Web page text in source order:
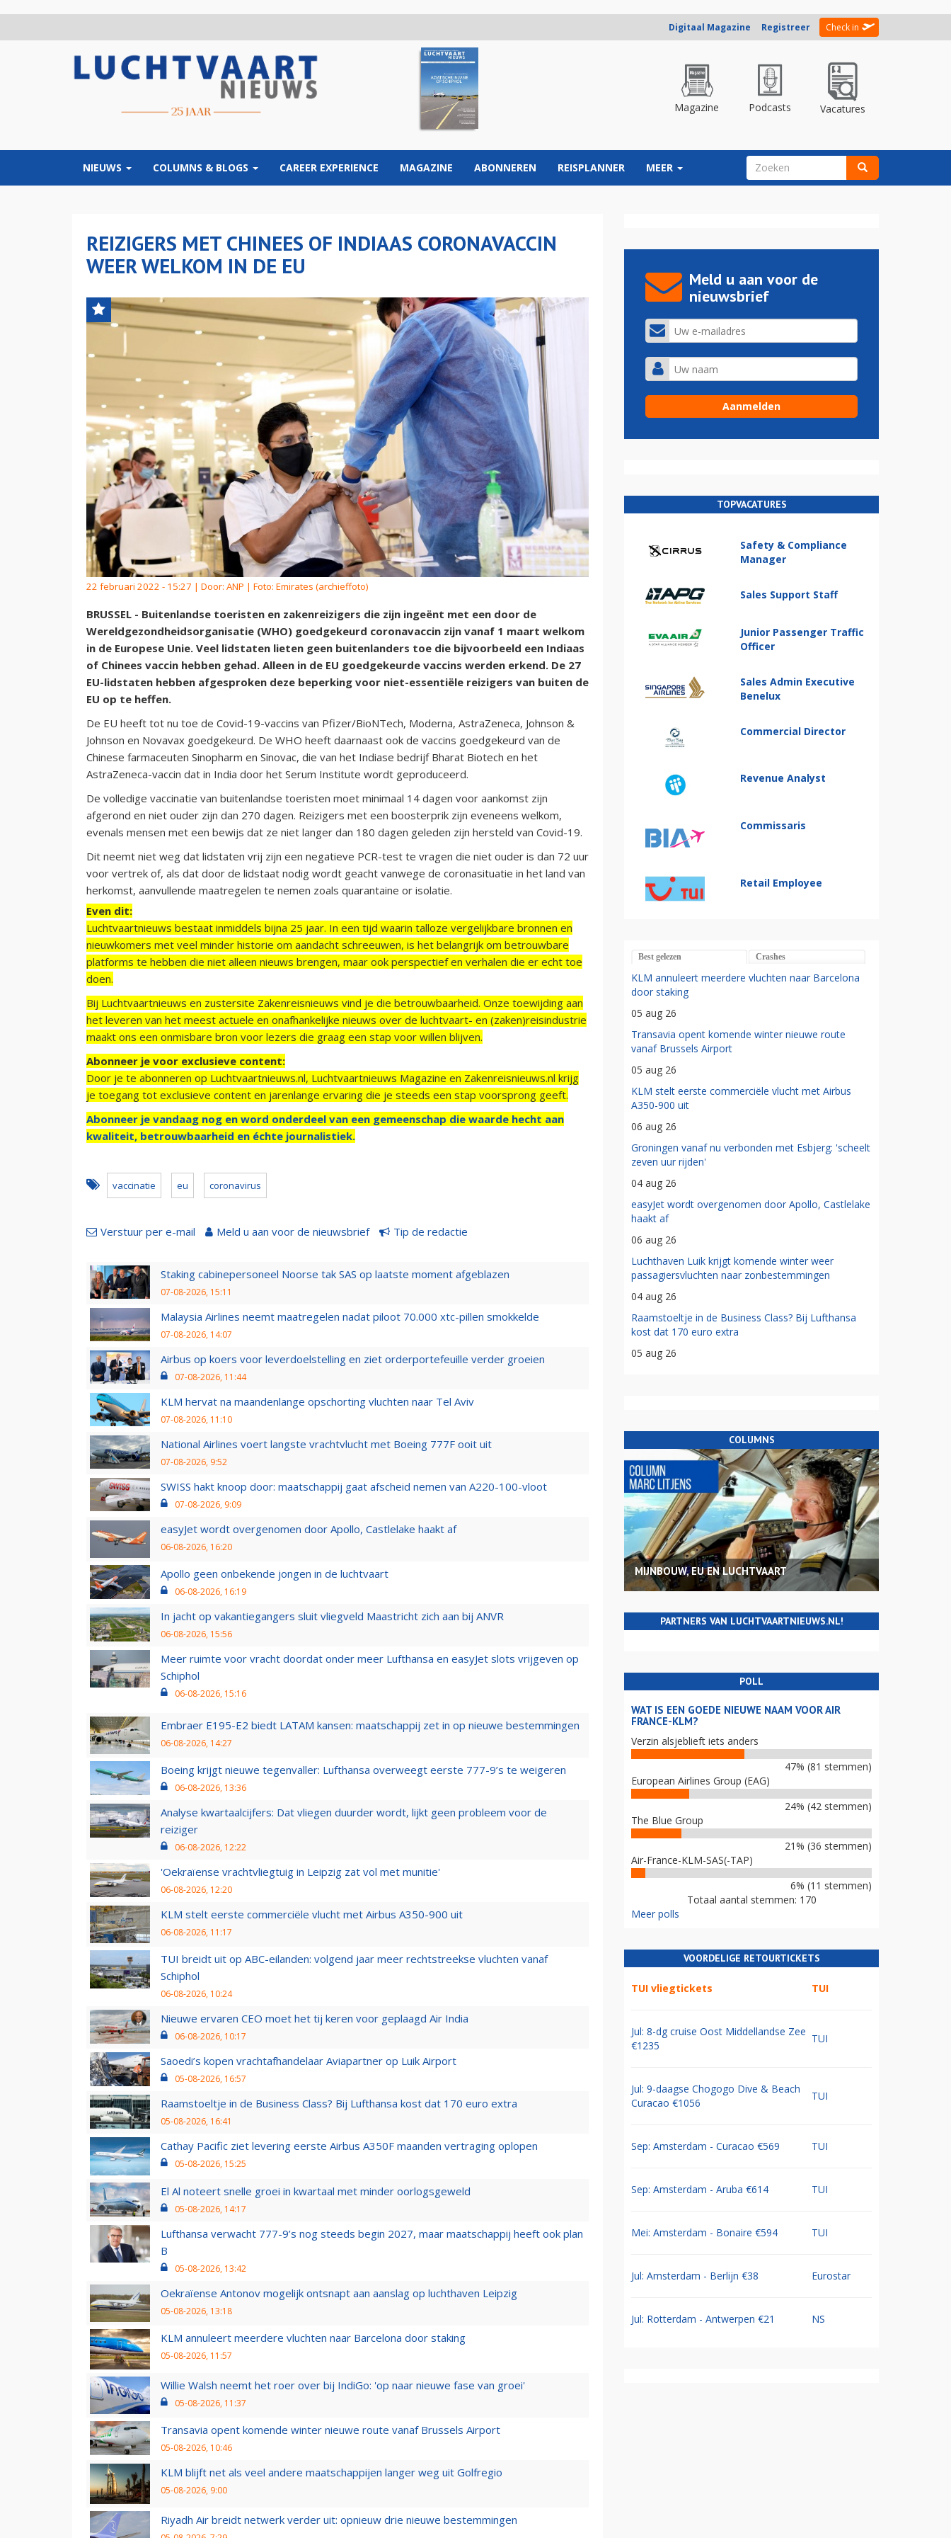
Digitaal Magazine Registreer Check in
Magazine Podcasts Vacatures
NIEUWS COLUMNS & BLOGS CAREER EXPERIENCE MAGAZINE ABONNEREN REISPLANNER MEER ZOEKVELD
REIZIGERS MET CHINEES OF INDIAAS CORONAVACCIN
WEER WELKOM IN DE EU
22 februari 2022 - 15:27 | Door: ANP | Foto: Emirates (archieffoto)
BRUSSEL - Buitenlandse toeristen en zakenreizigers die zijn ingeënt met een door de
Wereldgezondheidsorganisatie (WHO) goedgekeurd coronavaccin zijn vanaf 1 maart welkom
in de Europese Unie. Veel lidstaten lieten geen buitenlanders toe die bijvoorbeeld een Indiaas
of Chinees vaccin hebben gehad. Alleen in de EU goedgekeurde vaccins werden erkend. De 27
EU-lidstaten hebben afgesproken deze beperking voor niet-essentiële reizigers van buiten de
EU op te heffen.
De EU heeft tot nu toe de Covid-19-vaccins van Pfizer/BioNTech, Moderna, AstraZeneca, Johnson &
Johnson en Novavax goedgekeurd. De WHO heeft daarnaast ook de vaccins goedgekeurd van de
Chinese farmaceuten Sinopharm en Sinovac, die van het Indiase bedrijf Bharat Biotech en het
AstraZeneca-vaccin dat in India door het Serum Institute wordt geproduceerd.
De volledige vaccinatie van buitenlandse toeristen moet minimaal 14 dagen voor aankomst zijn
afgerond en niet ouder zijn dan 270 dagen. Reizigers met een boosterprik zijn eveneens welkom,
evenals mensen met een bewijs dat ze niet langer dan 180 dagen geleden zijn hersteld van Covid-19.
Dit neemt niet weg dat lidstaten vrij zijn een negatieve PCR-test te vragen die niet ouder is dan 72 uur
voor vertrek of, als dat door de lidstaat nodig wordt geacht vanwege de coronasituatie in het land van
herkomst, aanvullende maatregelen te nemen zoals quarantaine or isolatie.
Even dit:
Luchtvaartnieuws bestaat inmiddels bijna 25 jaar. In een tijd waarin talloze vergelijkbare bronnen en
nieuwkomers met veel minder historie om aandacht schreeuwen, is het belangrijk om betrouwbare
platforms te hebben die niet alleen nieuws brengen, maar ook perspectief en verhalen die er echt toe
doen.
Bij Luchtvaartnieuws en zustersite Zakenreisnieuws vind je die betrouwbaarheid. Onze toewijding aan
het leveren van het meest actuele en onafhankelijke nieuws over de luchtvaart- en (zaken)reisindustrie
maakt ons een onmisbare bron voor lezers die graag een stap voor willen blijven.
Abonneer je voor exclusieve content:
Door je te abonneren op Luchtvaartnieuws.nl, Luchtvaartnieuws Magazine en Zakenreisnieuws.nl krijg
je toegang tot exclusieve content en jarenlange ervaring die je steeds een stap voorsprong geeft.
Abonneer je vandaag nog en word onderdeel van een gemeenschap die waarde hecht aan
kwaliteit, betrouwbaarheid en échte journalistiek.
vaccinatie eu coronavirus
Verstuur per e-mail Meld u aan voor de nieuwsbrief Tip de redactie
Staking cabinepersoneel Noorse tak SAS op laatste moment afgeblazen
07-08-2026, 15:11
Malaysia Airlines neemt maatregelen nadat piloot 70.000 xtc-pillen smokkelde
07-08-2026, 14:07
Airbus op koers voor leverdoelstelling en ziet orderportefeuille verder groeien
07-08-2026, 11:44
KLM hervat na maandenlange opschorting vluchten naar Tel Aviv
07-08-2026, 11:10
National Airlines voert langste vrachtvlucht met Boeing 777F ooit uit
07-08-2026, 9:52
SWISS hakt knoop door: maatschappij gaat afscheid nemen van A220-100-vloot
07-08-2026, 9:09
easyJet wordt overgenomen door Apollo, Castlelake haakt af
06-08-2026, 16:20
Apollo geen onbekende jongen in de luchtvaart
06-08-2026, 16:19
In jacht op vakantiegangers sluit vliegveld Maastricht zich aan bij ANVR
06-08-2026, 15:56
Meer ruimte voor vracht doordat onder meer Lufthansa en easyJet slots vrijgeven op
Schiphol
06-08-2026, 15:16
Embraer E195-E2 biedt LATAM kansen: maatschappij zet in op nieuwe bestemmingen
06-08-2026, 14:27
Boeing krijgt nieuwe tegenvaller: Lufthansa overweegt eerste 777-9’s te weigeren
06-08-2026, 13:36
Analyse kwartaalcijfers: Dat vliegen duurder wordt, lijkt geen probleem voor de
reiziger
06-08-2026, 12:22
'Oekraïense vrachtvliegtuig in Leipzig zat vol met munitie'
06-08-2026, 12:20
KLM stelt eerste commerciële vlucht met Airbus A350-900 uit
06-08-2026, 11:17
TUI breidt uit op ABC-eilanden: volgend jaar meer rechtstreekse vluchten vanaf
Schiphol
06-08-2026, 10:24
Nieuwe ervaren CEO moet het tij keren voor geplaagd Air India
06-08-2026, 10:17
Saoedi’s kopen vrachtafhandelaar Aviapartner op Luik Airport
05-08-2026, 16:57
Raamstoeltje in de Business Class? Bij Lufthansa kost dat 170 euro extra
05-08-2026, 16:41
Cathay Pacific ziet levering eerste Airbus A350F maanden vertraging oplopen
05-08-2026, 15:25
El Al noteert snelle groei in kwartaal met minder oorlogsgeweld
05-08-2026, 14:17
Lufthansa verwacht 777-9’s nog steeds begin 2027, maar maatschappij heeft ook plan
B
05-08-2026, 13:42
Oekraïense Antonov mogelijk ontsnapt aan aanslag op luchthaven Leipzig
05-08-2026, 13:18
KLM annuleert meerdere vluchten naar Barcelona door staking
05-08-2026, 11:57
Willie Walsh neemt het roer over bij IndiGo: 'op naar nieuwe fase van groei'
05-08-2026, 11:37
Transavia opent komende winter nieuwe route vanaf Brussels Airport
05-08-2026, 10:46
KLM blijft net als veel andere maatschappijen langer weg uit Golfregio
05-08-2026, 9:00
Riyadh Air breidt netwerk verder uit: opnieuw drie nieuwe bestemmingen
Meld u aan voor de
nieuwsbrief
TOPVACATURES
Safety & Compliance
Manager
Sales Support Staff
Junior Passenger Traffic
Officer
Sales Admin Executive
Benelux
Commercial Director
Revenue Analyst
Commissaris
Retail Employee
Best gelezen Crashes
KLM annuleert meerdere vluchten naar Barcelona
door staking
05 aug 26
Transavia opent komende winter nieuwe route
vanaf Brussels Airport
05 aug 26
KLM stelt eerste commerciële vlucht met Airbus
A350-900 uit
06 aug 26
Groningen vanaf nu verbonden met Esbjerg: 'scheelt
zeven uur rijden'
04 aug 26
easyJet wordt overgenomen door Apollo, Castlelake
haakt af
06 aug 26
Luchthaven Luik krijgt komende winter weer
passagiersvluchten naar zonbestemmingen
04 aug 26
Raamstoeltje in de Business Class? Bij Lufthansa
kost dat 170 euro extra
05 aug 26
COLUMNS
MIJNBOUW, EU EN LUCHTVAART
PARTNERS VAN LUCHTVAARTNIEUWS.NL!
POLL
WAT IS EEN GOEDE NIEUWE NAAM VOOR AIR
FRANCE-KLM?
Verzin alsjeblieft iets anders
47% (81 stemmen)
European Airlines Group (EAG)
24% (42 stemmen)
The Blue Group
21% (36 stemmen)
Air-France-KLM-SAS(-TAP)
6% (11 stemmen)
Totaal aantal stemmen: 170
Meer polls
VOORDELIGE RETOURTICKETS
TUI vliegtickets TUI
Jul: 8-dg cruise Oost Middellandse Zee
€1235
TUI
Jul: 9-daagse Chogogo Dive & Beach
Curacao €1056
TUI
Sep: Amsterdam - Curacao €569 TUI
Sep: Amsterdam - Aruba €614 TUI
Mei: Amsterdam - Bonaire €594 TUI
Jul: Amsterdam - Berlijn €38 Eurostar
Jul: Rotterdam - Antwerpen €21 NS